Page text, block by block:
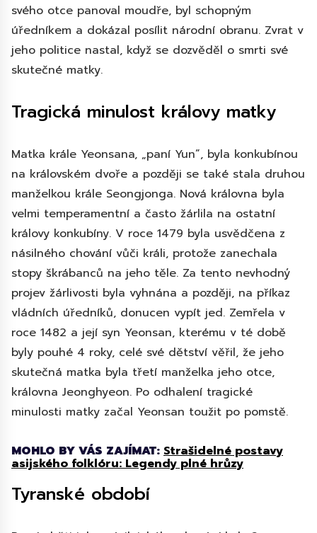
svého otce panoval moudře, byl schopným
úředníkem a dokázal posílit národní obranu. Zvrat v
jeho politice nastal, když se dozvěděl o smrti své
skutečné matky.
Tragická minulost královy matky
Matka krále Yeonsana, „paní Yun”, byla konkubínou
na královském dvoře a později se také stala druhou
manželkou krále Seongjonga. Nová královna byla
velmi temperamentní a často žárlila na ostatní
královy konkubíny. V roce 1479 byla usvědčena z
násilného chování vůči králi, protože zanechala
stopy škrábanců na jeho těle. Za tento nevhodný
projev žárlivosti byla vyhnána a později, na příkaz
vládních úředníků, donucen vypít jed. Zemřela v
roce 1482 a její syn Yeonsan, kterému v té době
byly pouhé 4 roky, celé své dětství věřil, že jeho
skutečná matka byla třetí manželka jeho otce,
královna Jeonghyeon. Po odhalení tragické
minulosti matky začal Yeonsan toužit po pomstě.
MOHLO BY VÁS ZAJÍMAT: Strašidelné postavy
asijského folklóru: Legendy plné hrůzy
Tyranské období